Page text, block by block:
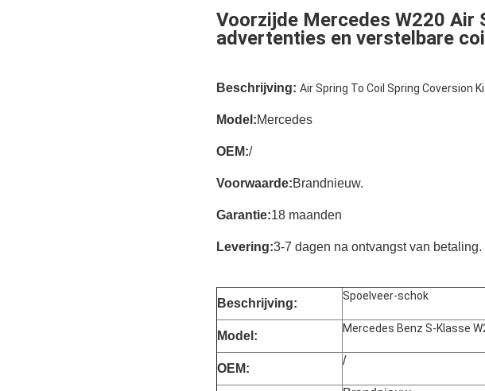
Voorzijde Mercedes W220 Air
advertenties en verstelbare
Beschrijving: Air Spring To Coil Spring
Model:Mercedes
OEM:/
Voorwaarde:Brandnieuw.
Garantie:18 maanden
Levering:3-7 dagen na ontvangst van betaling.
Beschrijving:
Spoelveer-schok
Model:
Mercedes Benz S-Klasse
OEM:
/